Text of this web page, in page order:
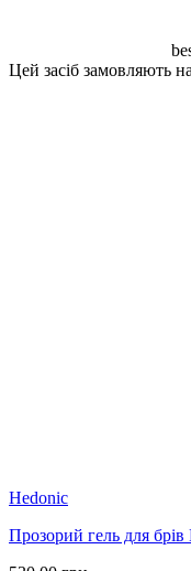
Цей засіб замовляють
Hedonic
Прозорий гель для